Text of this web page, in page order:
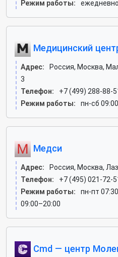
Режим работы:
Медицинский
Адрес:
Россия, Москва,
3
Телефон:
+7 (499) 288-88-
Режим работы:
пн-сб
Медси
Адрес:
Россия, Москва,
Телефон:
+7 (495) 021-72-
Режим работы:
пн-пт
09:00–20:00
Cmd — центр